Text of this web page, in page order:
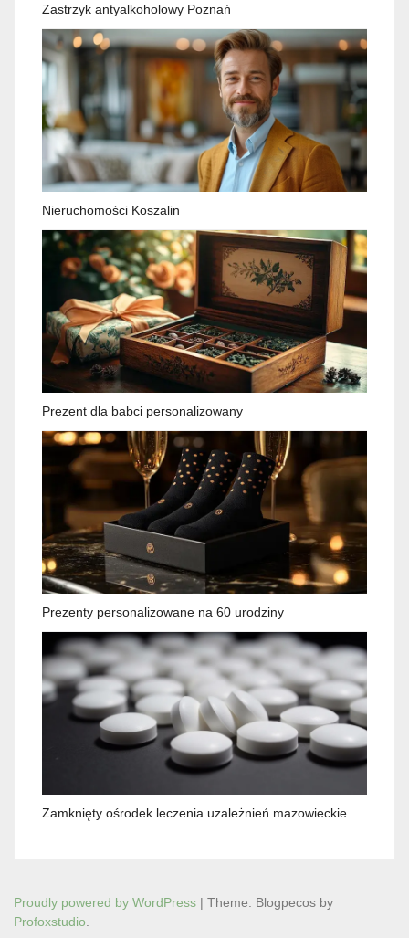
Zastrzyk antyalkoholowy Poznań
Nieruchomości Koszalin
Prezent dla babci personalizowany
Prezenty personalizowane na 60 urodziny
Zamknięty ośrodek leczenia uzależnień mazowieckie
Proudly powered by WordPress | Theme: Blogpecos by
Profoxstudio